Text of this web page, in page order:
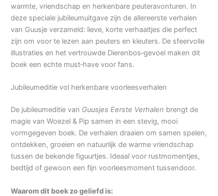
warmte, vriendschap en herkenbare peuteravonturen. In
deze speciale jubileumuitgave zijn de allereerste verhalen
van Guusje verzameld: lieve, korte verhaaltjes die perfect
zijn om voor te lezen aan peuters en kleuters. De sfeervolle
illustraties en het vertrouwde Dierenbos‑gevoel maken dit
boek een echte must‑have voor fans.
Jubileumeditie vol herkenbare voorleesverhalen
De jubileumeditie van Guusjes Eerste Verhalen brengt de
magie van Woezel & Pip samen in een stevig, mooi
vormgegeven boek. De verhalen draaien om samen spelen,
ontdekken, groeien en natuurlijk de warme vriendschap
tussen de bekende figuurtjes. Ideaal voor rustmomentjes,
bedtijd of gewoon een fijn voorleesmoment tussendoor.
Waarom dit boek zo geliefd is: